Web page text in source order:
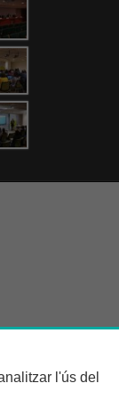
l'ús del